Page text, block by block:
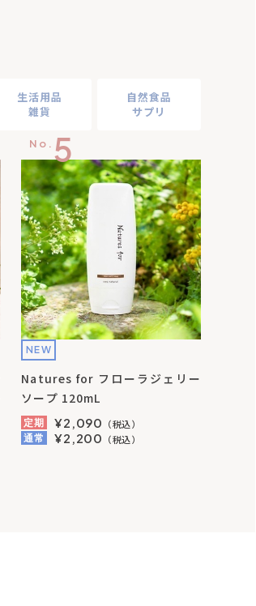
生活用品
雑貨
自然食品
サプリ
No. 5
NEW
Natures for フローラジェリー
ソープ 120mL
定期 ¥2,090 （税込）
通常 ¥2,200 （税込）